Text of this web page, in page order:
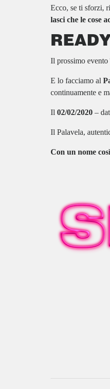
Ecco, se ti sforzi,
lasci che le cose
Il prossimo evento
E lo facciamo al
continuamente e
Il 02/02/2020 –
Il Palavela,
Con un nome